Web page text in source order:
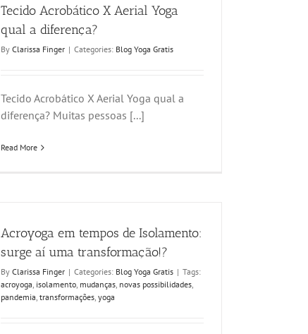
Tecido Acrobático X Aerial Yoga
qual a diferença?
By Clarissa Finger | Categories: Blog Yoga Gratis
Tecido Acrobático X Aerial Yoga qual a
diferença? Muitas pessoas [...]
Read More
Acroyoga em tempos de Isolamento:
surge aí uma transformação!?
By Clarissa Finger | Categories: Blog Yoga Gratis | Tags:
acroyoga, isolamento, mudanças, novas possibilidades,
pandemia, transformações, yoga